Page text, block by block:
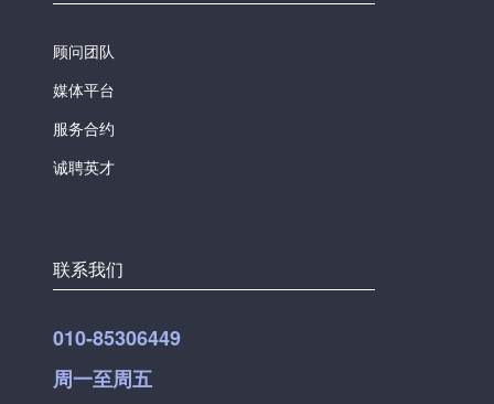
顾问团队
媒体平台
服务合约
诚聘英才
联系我们
010-85306449
周一至周五